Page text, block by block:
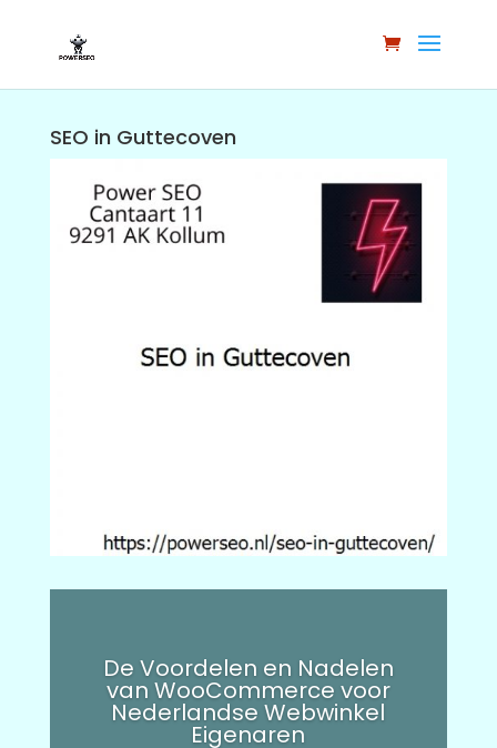
SEO in Guttecoven
De Voordelen en Nadelen
van WooCommerce voor
Nederlandse Webwinkel
Eigenaren